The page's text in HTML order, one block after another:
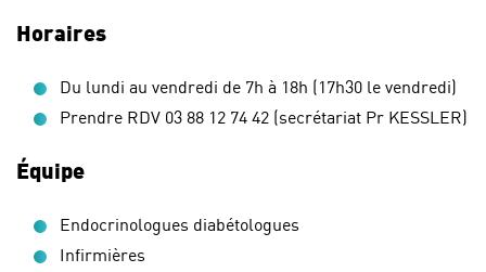
Horaires
Du lundi au vendredi de 7h à 18h (17h30 le vendredi)
Prendre RDV 03 88 12 74 42 (secrétariat Pr KESSLER)
Équipe
Endocrinologues diabétologues
Infirmières